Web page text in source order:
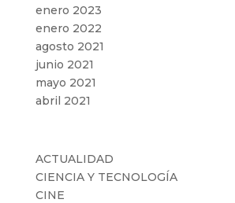
enero 2023
enero 2022
agosto 2021
junio 2021
mayo 2021
abril 2021
ACTUALIDAD
CIENCIA Y TECNOLOGÍA
CINE